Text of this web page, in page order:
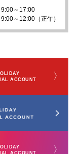
9:00～17:00
9:00～12:00（正午）
ACCOUNT
〉
ACCOUNT
〉